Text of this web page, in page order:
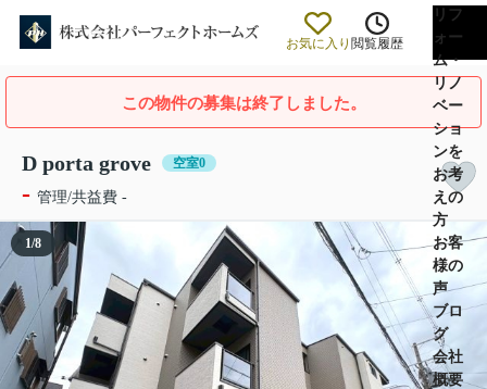
お気に入り 閲覧履歴
リフ
ォー
ム・
リノ
ベー
ショ
ンを
お考
えの
方
お客
様の
声
ブロ
グ
会社
概要
この物件の募集は終了しました。
D porta grove 空室0
- 管理/共益費 -
1/8